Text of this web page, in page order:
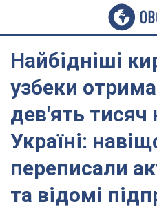
Найбідніші
узбеки
дев'ять тисяч
Україні:
переписали
та відомі